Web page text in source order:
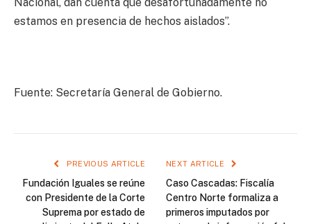
Nacional, dan cuenta que desafortunadamente no
estamos en presencia de hechos aislados”.
Fuente: Secretaría General de Gobierno.
PREVIOUS ARTICLE
Fundación Iguales se reúne
con Presidente de la Corte
Suprema por estado de
NEXT ARTICLE
Caso Cascadas: Fiscalía
Centro Norte formaliza a
primeros imputados por